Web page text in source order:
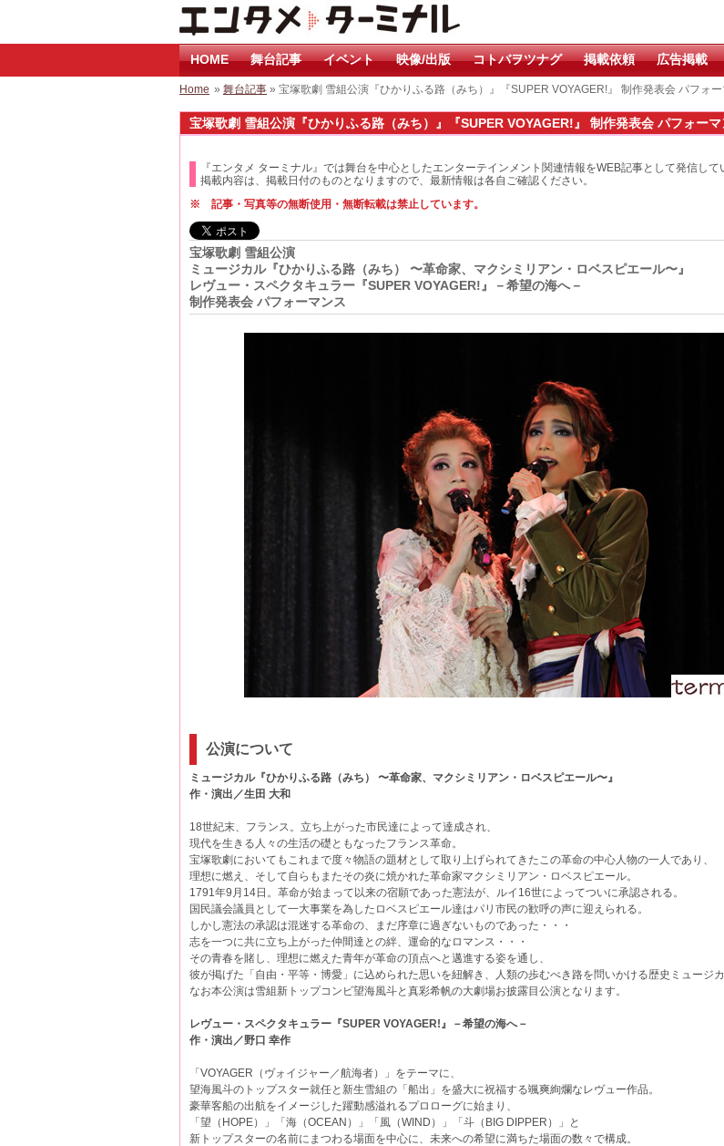
HOME 舞台記事 イベント 映像/出版 コトバヲツナグ 掲載依頼 広告掲載
Home » 舞台記事 » 宝塚歌劇 雪組公演『ひかりふる路（みち）』『SUPER VOYAGER!』 制作発表会 パフォー
宝塚歌劇 雪組公演『ひかりふる路（みち）』『SUPER VOYAGER!』 制作発表会 パフォーマ
『エンタメ ターミナル』では舞台を中心としたエンターテインメント関連情報をWEB記事として発信して
掲載内容は、掲載日付のものとなりますので、最新情報は各自ご確認ください。
※ 記事・写真等の無断使用・無断転載は禁止しています。
宝塚歌劇 雪組公演
ミュージカル『ひかりふる路（みち） 〜革命家、マクシミリアン・ロベスピエール〜』
レヴュー・スペクタキュラー『SUPER VOYAGER!』－希望の海へ－
制作発表会 パフォーマンス
公演について
ミュージカル『ひかりふる路（みち） 〜革命家、マクシミリアン・ロベスピエール〜』
作・演出／生田 大和
18世紀末、フランス。立ち上がった市民達によって達成され、
現代を生きる人々の生活の礎ともなったフランス革命。
宝塚歌劇においてもこれまで度々物語の題材として取り上げられてきたこの革命の中心人物の一人であり、
理想に燃え、そして自らもまたその炎に焼かれた革命家マクシミリアン・ロベスピエール。
1791年9月14日。革命が始まって以来の宿願であった憲法が、ルイ16世によってついに承認される。
国民議会議員として一大事業を為したロベスピエール達はパリ市民の歓呼の声に迎えられる。
しかし憲法の承認は混迷する革命の、まだ序章に過ぎないものであった・・・
志を一つに共に立ち上がった仲間達との絆、運命的なロマンス・・・
その青春を賭し、理想に燃えた青年が革命の頂点へと邁進する姿を通し、
彼が掲げた「自由・平等・博愛」に込められた思いを紐解き、人類の歩むべき路を問いかける歴史ミュージカ
なお本公演は雪組新トップコンビ望海風斗と真彩希帆の大劇場お披露目公演となります。
レヴュー・スペクタキュラー『SUPER VOYAGER!』－希望の海へ－
作・演出／野口 幸作
「VOYAGER（ヴォイジャー／航海者）」をテーマに、
望海風斗のトップスター就任と新生雪組の「船出」を盛大に祝福する颯爽絢爛なレヴュー作品。
豪華客船の出航をイメージした躍動感溢れるプロローグに始まり、
「望（HOPE）」「海（OCEAN）」「風（WIND）」「斗（BIG DIPPER）」と
新トップスターの名前にまつわる場面を中心に、未来への希望に満ちた場面の数々で構成。